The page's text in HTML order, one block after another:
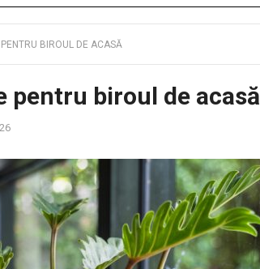
BIROUL DE ACASĂ
pentru biroul de acasă